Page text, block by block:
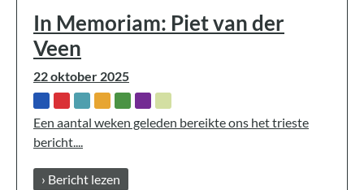
In Memoriam: Piet van der
Veen
22 oktober 2025
Een aantal weken geleden bereikte ons het trieste
bericht....
› Bericht lezen